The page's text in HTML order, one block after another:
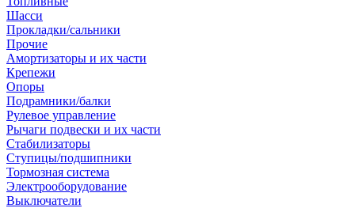
Шасси
Прокладки/сальники
Прочие
Амортизаторы и их части
Крепежи
Опоры
Подрамники/балки
Рулевое управление
Рычаги подвески и их части
Стабилизаторы
Ступицы/подшипники
Тормозная система
Электрооборудование
Выключатели